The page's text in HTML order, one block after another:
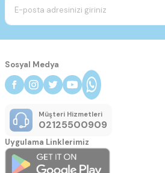
Sosyal Medya
Müşteri Hizmetleri
02125500909
Uygulama Linklerimiz